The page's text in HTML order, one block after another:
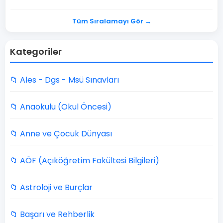
Tüm Sıralamayı Gör →
Kategoriler
📁 Ales - Dgs - Msü Sınavları
📁 Anaokulu (Okul Öncesi)
📁 Anne ve Çocuk Dünyası
📁 AÖF (Açıköğretim Fakültesi Bilgileri)
📁 Astroloji ve Burçlar
📁 Başarı ve Rehberlik